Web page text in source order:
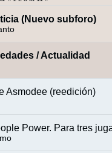
(Nuevo subforo)
/ Actualidad
Asmodee (reedición)
Power. Para tres